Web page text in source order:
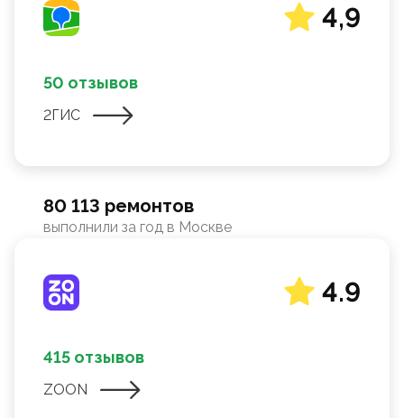
4,9
50 отзывов
2ГИС
80 113 ремонтов
выполнили за год в Москве
4.9
415 отзывов
ZOON